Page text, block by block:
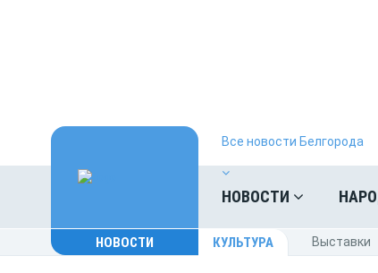
Все новости Белгорода
НОВОСТИ
НОВОСТИ КУЛЬТУРА Выставки